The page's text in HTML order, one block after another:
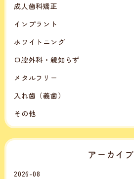
成人歯科矯正
インプラント
ホワイトニング
口腔外科・親知らず
メタルフリー
入れ歯（義歯）
その他
アーカイブ
2026-08